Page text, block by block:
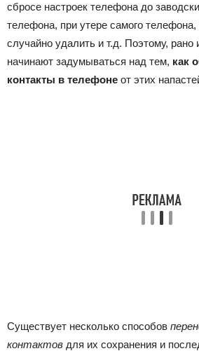
сбросе настроек телефона до
телефона, при утере самого телефона,
случайно удалить и т.д. Поэтому, рано
начинают задумываться над тем, как
контакты в телефоне от этих
Существует несколько способов
контактов для их сохранения и